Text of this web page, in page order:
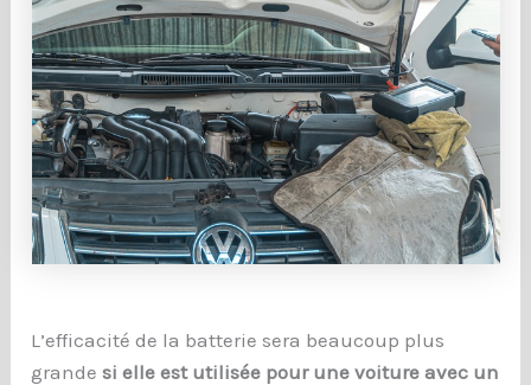
L’efficacité de la batterie sera beaucoup plus
grande si elle est utilisée pour une voiture avec un